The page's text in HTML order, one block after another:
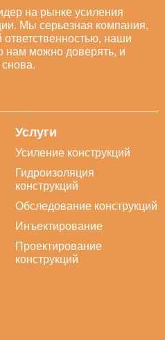
на рынке усиления
Мы серьезная компания,
наши
нам можно доверять, и
Услуги
Усиление конструкций
Гидроизоляция
конструкций
Обследование конструкций
Инъектирование
Проектирование
конструкций